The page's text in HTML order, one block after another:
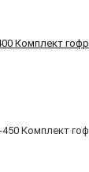
Комплект гофр